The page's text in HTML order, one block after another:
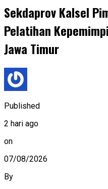
Sekdaprov Kalsel
Pelatihan
Jawa Timur
Published
2 hari ago
on
07/08/2026
By